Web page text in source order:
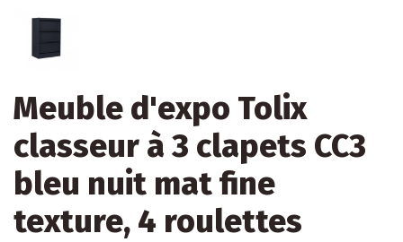
Meuble d'expo Tolix
classeur à 3 clapets CC3
bleu nuit mat fine
texture, 4 roulettes